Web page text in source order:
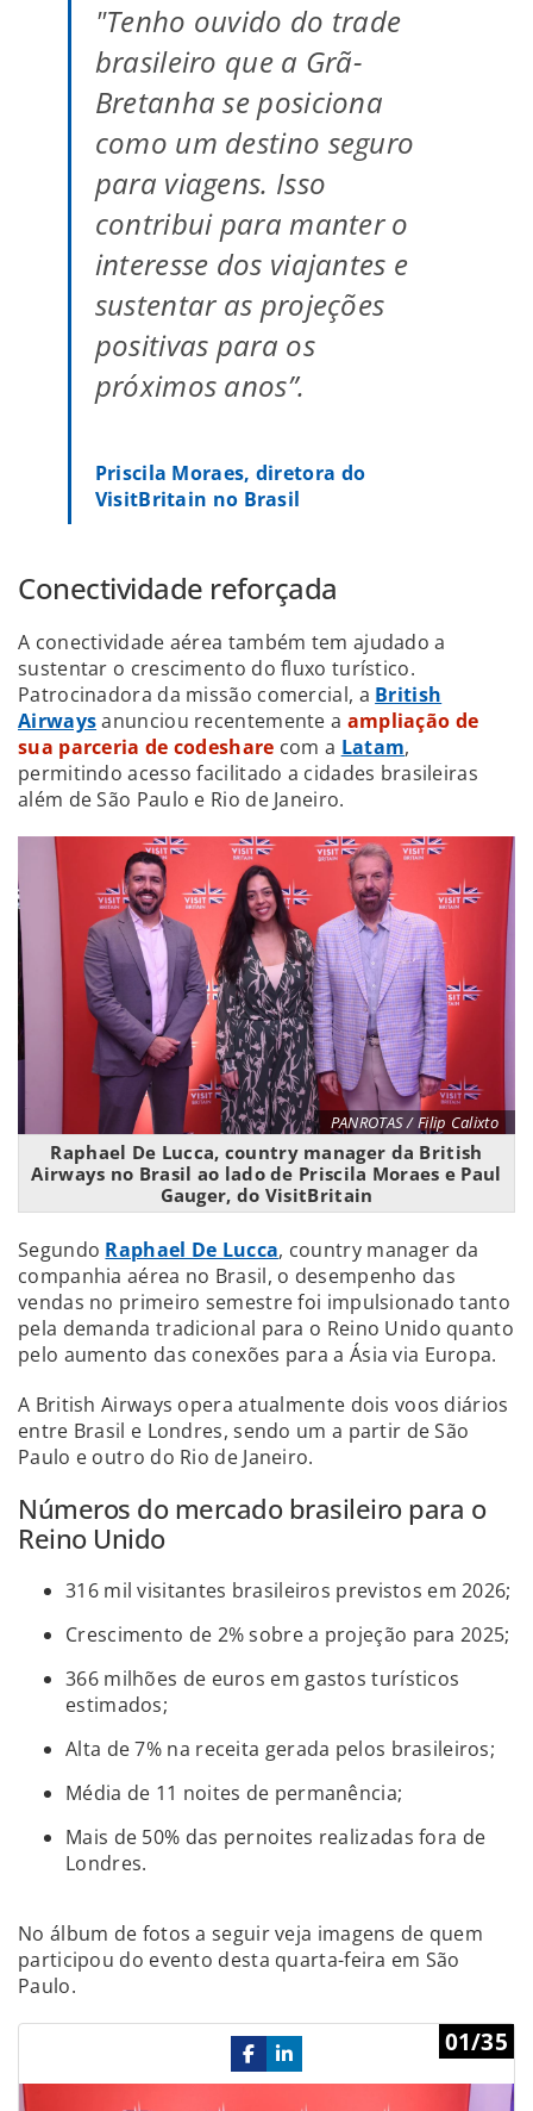
"Tenho ouvido do trade
brasileiro que a Grã-
Bretanha se posiciona
como um destino seguro
para viagens. Isso
contribui para manter o
interesse dos viajantes e
sustentar as projeções
positivas para os
próximos anos”.
Priscila Moraes, diretora do
VisitBritain no Brasil
Conectividade reforçada
A conectividade aérea também tem ajudado a
sustentar o crescimento do fluxo turístico.
Patrocinadora da missão comercial, a British
Airwaysanunciou recentemente a ampliação de
sua parceria de codeshare com a Latam,
permitindo acesso facilitado a cidades brasileiras
além de São Paulo e Rio de Janeiro.
PANROTAS / Filip Calixto
Raphael De Lucca, country manager da British
Airways no Brasil ao lado de Priscila Moraes e Paul
Gauger, do VisitBritain
Segundo Raphael De Lucca, country manager da
companhia aérea no Brasil, o desempenho das
vendas no primeiro semestre foi impulsionado tanto
pela demanda tradicional para o Reino Unido quanto
pelo aumento das conexões para a Ásia via Europa.
A British Airways opera atualmente dois voos diários
entre Brasil e Londres, sendo um a partir de São
Paulo e outro do Rio de Janeiro.
Números do mercado brasileiro para o
Reino Unido
316 mil visitantes brasileiros previstos em 2026;
Crescimento de 2% sobre a projeção para 2025;
366 milhões de euros em gastos turísticos
estimados;
Alta de 7% na receita gerada pelos brasileiros;
Média de 11 noites de permanência;
Mais de 50% das pernoites realizadas fora de
Londres.
No álbum de fotos a seguir veja imagens de quem
participou do evento desta quarta-feira em São
Paulo.
01/35
Previous